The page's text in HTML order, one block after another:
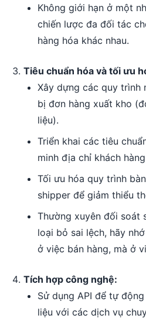
Không giới hạn ở một
chiến lược đa đối tác
hàng hóa khác nhau.
Tiêu chuẩn hóa và tối ưu
Xây dựng các quy trình
bị đơn hàng xuất kho
liệu).
Triển khai các tiêu
minh địa chỉ khách
Tối ưu hóa quy trình
shipper để giảm thiểu
Thường xuyên đối soát
loại bỏ sai lệch, hãy
ở việc bán hàng, mà ở
Tích hợp công nghệ:
Sử dụng API để tự
liệu với các dịch vụ